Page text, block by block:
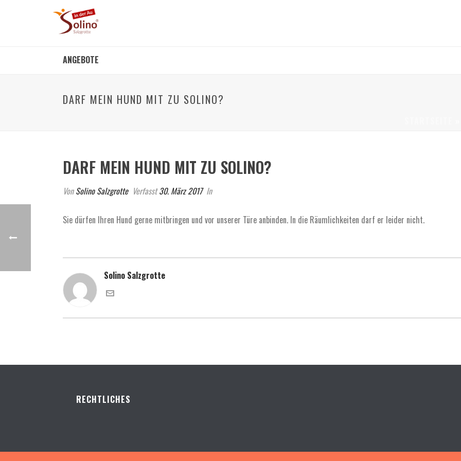
ANGEBOTE
DARF MEIN HUND MIT ZU SOLINO?
DARF MEIN HUND MIT ZU SOLINO?
VonSolino Salzgrotte Verfasst30. März 2017 In
Sie dürfen Ihren Hund gerne mitbringen und vor unserer Türe anbinden. In die Räumlichkeiten darf er leider nicht.
Solino Salzgrotte
RECHTLICHES